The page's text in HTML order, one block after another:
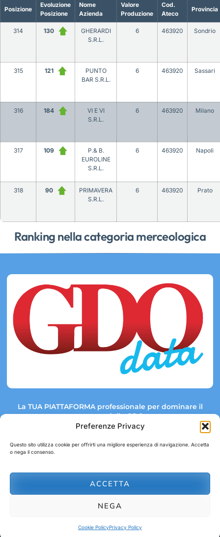
Preferenze Privacy
Questo sito utilizza cookie per offrirti una migliore esperienza di navigazione. Accetta
o nega il consenso.
ACCETTA
NEGA
Cookie PolicyPrivacy Policy
Ranking nella categoria merceologica
Posizione
Evoluzione
Posizione
Nome
Azienda
Valore
Produzione
Cod.
Ateco
Provincia
314 130
GHERARDI
S.R.L.
6 463920 Sondrio
315 121
PUNTO
BAR S.R.L.
6 463920 Sassari
316 184
VI E VI
S.R.L.
6 463920 Milano
317 109
P.& B.
EUROLINE
S.R.L.
6 463920 Napoli
318 90
PRIMAVERA
S.R.L.
6 463920 Prato
La TUA PIATTAFORMA professionale per dominare il
mercato della GDO.
Link rapidi:
abbonamenti@gdodata.it
© 2026 GDOData.it - PR Italia Edizioni srl - P.Iva: 03044390353